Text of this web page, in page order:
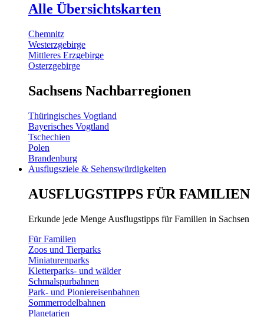
Alle Übersichtskarten
Chemnitz
Westerzgebirge
Mittleres Erzgebirge
Osterzgebirge
Sachsens Nachbarregionen
Thüringisches Vogtland
Bayerisches Vogtland
Tschechien
Polen
Brandenburg
Ausflugsziele & Sehenswürdigkeiten
AUSFLUGSTIPPS FÜR FAMILIEN
Erkunde jede Menge Ausflugstipps für Familien in Sachsen
Für Familien
Zoos und Tierparks
Miniaturenparks
Kletterparks- und wälder
Schmalspurbahnen
Park- und Pioniereisenbahnen
Sommerrodelbahnen
Planetarien